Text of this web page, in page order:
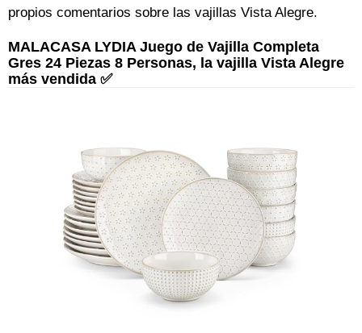
propios comentarios sobre las vajillas Vista Alegre.
MALACASA LYDIA Juego de Vajilla Completa
Gres 24 Piezas 8 Personas, la vajilla Vista Alegre
más vendida ✅